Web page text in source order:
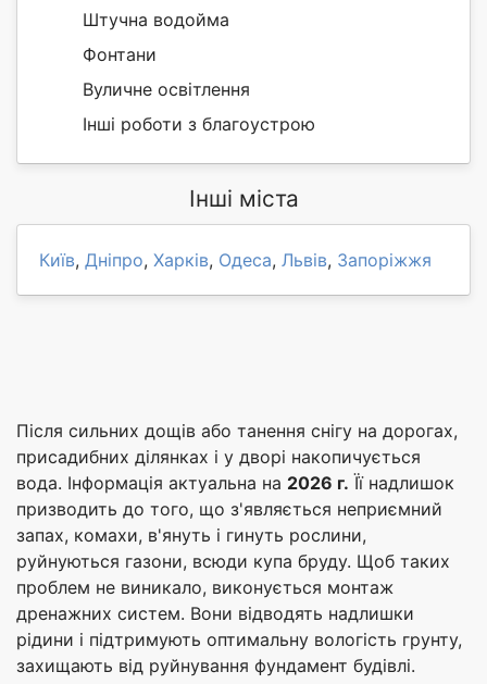
Штучна водойма
Фонтани
Вуличне освітлення
Інші роботи з благоустрою
Інші міста
Київ, Дніпро, Харків, Одеса, Львів, Запоріжжя
Після сильних дощів або танення снігу на дорогах,
присадибних ділянках і у дворі накопичується
вода. Інформація актуальна на 2026 г. Її надлишок
призводить до того, що з'являється неприємний
запах, комахи, в'януть і гинуть рослини,
руйнуються газони, всюди купа бруду. Щоб таких
проблем не виникало, виконується монтаж
дренажних систем. Вони відводять надлишки
рідини і підтримують оптимальну вологість грунту,
захищають від руйнування фундамент будівлі.